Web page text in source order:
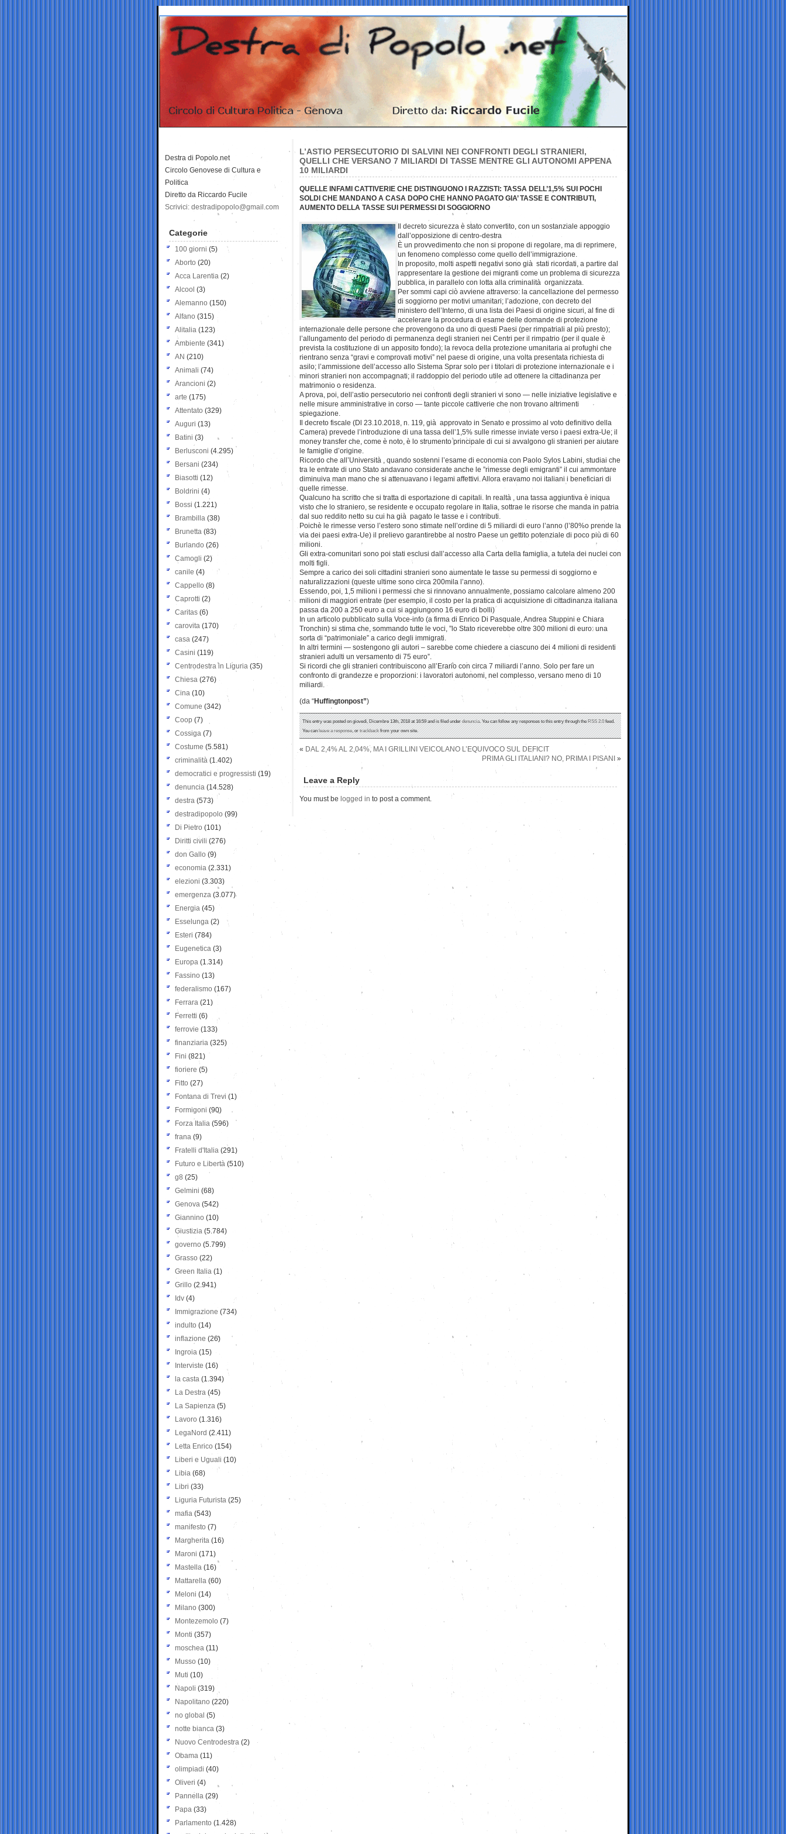
L’ASTIO PERSECUTORIO DI SALVINI NEI CONFRONTI DEGLI STRANIERI,
QUELLI CHE VERSANO 7 MILIARDI DI TASSE MENTRE GLI AUTONOMI APPENA
10 MILIARDI
QUELLE INFAMI CATTIVERIE CHE DISTINGUONO I RAZZISTI: TASSA DELL’1,5% SUI POCHI
SOLDI CHE MANDANO A CASA DOPO CHE HANNO PAGATO GIA’ TASSE E CONTRIBUTI,
AUMENTO DELLA TASSE SUI PERMESSI DI SOGGIORNO
Il decreto sicurezza è stato convertito, con un sostanziale appoggio
dall’opposizione di centro-destra
È un provvedimento che non si propone di regolare, ma di reprimere,
un fenomeno complesso come quello dell’immigrazione.
In proposito, molti aspetti negativi sono già stati ricordati, a partire dal
rappresentare la gestione dei migranti come un problema di sicurezza
pubblica, in parallelo con lotta alla criminalità organizzata.
Per sommi capi ciò avviene attraverso: la cancellazione del permesso
di soggiorno per motivi umanitari; l’adozione, con decreto del
ministero dell’Interno, di una lista dei Paesi di origine sicuri, al fine di
accelerare la procedura di esame delle domande di protezione
internazionale delle persone che provengono da uno di questi Paesi (per rimpatriali al più presto);
l’allungamento del periodo di permanenza degli stranieri nei Centri per il rimpatrio (per il quale è
prevista la costituzione di un apposito fondo); la revoca della protezione umanitaria ai profughi che
rientrano senza “gravi e comprovati motivi” nel paese di origine, una volta presentata richiesta di
asilo; l’ammissione dell’accesso allo Sistema Sprar solo per i titolari di protezione internazionale e i
minori stranieri non accompagnati; il raddoppio del periodo utile ad ottenere la cittadinanza per
matrimonio o residenza.
A prova, poi, dell’astio persecutorio nei confronti degli stranieri vi sono — nelle iniziative legislative e
nelle misure amministrative in corso — tante piccole cattiverie che non trovano altrimenti
spiegazione.
Il decreto fiscale (Dl 23.10.2018, n. 119, già approvato in Senato e prossimo al voto definitivo della
Camera) prevede l’introduzione di una tassa dell’1,5% sulle rimesse inviate verso i paesi extra-Ue; il
money transfer che, come è noto, è lo strumento principale di cui si avvalgono gli stranieri per aiutare
le famiglie d’origine.
Ricordo che all’Università , quando sostenni l’esame di economia con Paolo Sylos Labini, studiai che
tra le entrate di uno Stato andavano considerate anche le ”rimesse degli emigranti” il cui ammontare
diminuiva man mano che si attenuavano i legami affettivi. Allora eravamo noi italiani i beneficiari di
quelle rimesse.
Qualcuno ha scritto che si tratta di esportazione di capitali. In realtà , una tassa aggiuntiva è iniqua
visto che lo straniero, se residente e occupato regolare in Italia, sottrae le risorse che manda in patria
dal suo reddito netto su cui ha già pagato le tasse e i contributi.
Poichè le rimesse verso l’estero sono stimate nell’ordine di 5 miliardi di euro l’anno (l’80%o prende la
via dei paesi extra-Ue) il prelievo garantirebbe al nostro Paese un gettito potenziale di poco più di 60
milioni.
Gli extra-comunitari sono poi stati esclusi dall’accesso alla Carta della famiglia, a tutela dei nuclei con
molti figli.
Sempre a carico dei soli cittadini stranieri sono aumentate le tasse su permessi di soggiorno e
naturalizzazioni (queste ultime sono circa 200mila l’anno).
Essendo, poi, 1,5 milioni i permessi che si rinnovano annualmente, possiamo calcolare almeno 200
milioni di maggiori entrate (per esempio, il costo per la pratica di acquisizione di cittadinanza italiana
passa da 200 a 250 euro a cui si aggiungono 16 euro di bolli)
In un articolo pubblicato sulla Voce-info (a firma di Enrico Di Pasquale, Andrea Stuppini e Chiara
Tronchin) si stima che, sommando tutte le voci, ”lo Stato riceverebbe oltre 300 milioni di euro: una
sorta di “patrimoniale” a carico degli immigrati.
In altri termini — sostengono gli autori – sarebbe come chiedere a ciascuno dei 4 milioni di residenti
stranieri adulti un versamento di 75 euro”.
Si ricordi che gli stranieri contribuiscono all’Erario con circa 7 miliardi l’anno. Solo per fare un
confronto di grandezze e proporzioni: i lavoratori autonomi, nel complesso, versano meno di 10
miliardi.
(da “Huffingtonpost”)
This entry was posted on giovedì, Dicembre 13th, 2018 at 16:59 and is filed underdenuncia. You can follow any responses to this entry through theRSS 2.0feed.
You canleave a response, ortrackbackfrom your own site.
« DAL 2,4% AL 2,04%, MA I GRILLINI VEICOLANO L’EQUIVOCO SUL DEFICIT
PRIMA GLI ITALIANI? NO, PRIMA I PISANI »
Leave a Reply
You must be logged in to post a comment.
Destra di Popolo.net
Circolo Genovese di Cultura e
Politica
Diretto da Riccardo Fucile
Scrivici: destradipopolo@gmail.com
Categorie
100 giorni (5)
Aborto (20)
Acca Larentia (2)
Alcool (3)
Alemanno (150)
Alfano (315)
Alitalia (123)
Ambiente (341)
AN (210)
Animali (74)
Arancioni (2)
arte (175)
Attentato (329)
Auguri (13)
Batini (3)
Berlusconi (4.295)
Bersani (234)
Biasotti (12)
Boldrini (4)
Bossi (1.221)
Brambilla (38)
Brunetta (83)
Burlando (26)
Camogli (2)
canile (4)
Cappello (8)
Caprotti (2)
Caritas (6)
carovita (170)
casa (247)
Casini (119)
Centrodestra in Liguria (35)
Chiesa (276)
Cina (10)
Comune (342)
Coop (7)
Cossiga (7)
Costume (5.581)
criminalità (1.402)
democratici e progressisti (19)
denuncia (14.528)
destra (573)
destradipopolo (99)
Di Pietro (101)
Diritti civili (276)
don Gallo (9)
economia (2.331)
elezioni (3.303)
emergenza (3.077)
Energia (45)
Esselunga (2)
Esteri (784)
Eugenetica (3)
Europa (1.314)
Fassino (13)
federalismo (167)
Ferrara (21)
Ferretti (6)
ferrovie (133)
finanziaria (325)
Fini (821)
fioriere (5)
Fitto (27)
Fontana di Trevi (1)
Formigoni (90)
Forza Italia (596)
frana (9)
Fratelli d'Italia (291)
Futuro e Libertà (510)
g8 (25)
Gelmini (68)
Genova (542)
Giannino (10)
Giustizia (5.784)
governo (5.799)
Grasso (22)
Green Italia (1)
Grillo (2.941)
Idv (4)
Immigrazione (734)
indulto (14)
inflazione (26)
Ingroia (15)
Interviste (16)
la casta (1.394)
La Destra (45)
La Sapienza (5)
Lavoro (1.316)
LegaNord (2.411)
Letta Enrico (154)
Liberi e Uguali (10)
Libia (68)
Libri (33)
Liguria Futurista (25)
mafia (543)
manifesto (7)
Margherita (16)
Maroni (171)
Mastella (16)
Mattarella (60)
Meloni (14)
Milano (300)
Montezemolo (7)
Monti (357)
moschea (11)
Musso (10)
Muti (10)
Napoli (319)
Napolitano (220)
no global (5)
notte bianca (3)
Nuovo Centrodestra (2)
Obama (11)
olimpiadi (40)
Oliveri (4)
Pannella (29)
Papa (33)
Parlamento (1.428)